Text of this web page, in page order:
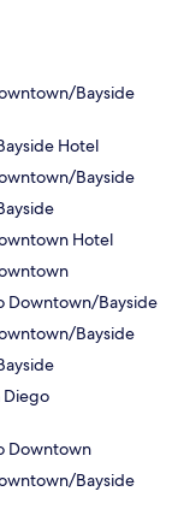
Bayside
Hotel
Bayside
Hotel
Downtown/Bayside
Bayside
Diego
Downtown
Bayside